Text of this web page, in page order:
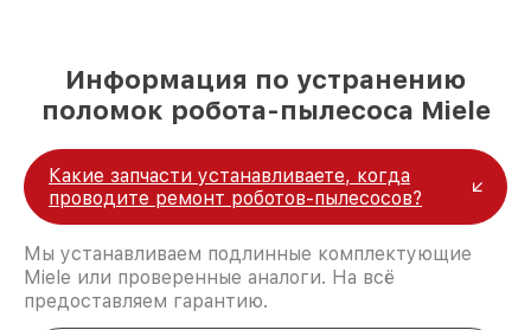
и лояльности наших клиентов.
Информация по устранению
поломок робота-пылесоса Miele
Какие запчасти устанавливаете, когда
проводите ремонт роботов-пылесосов?
Мы устанавливаем подлинные комплектующие
Miele или проверенные аналоги. На всё
предоставляем гарантию.